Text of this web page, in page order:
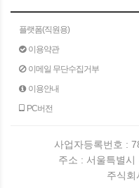
플랫폼(직원용)
이용약관
이메일 무단수집거부
이용안내
PC버전
사업자등록번호 :
주소 : 서울특별
주식